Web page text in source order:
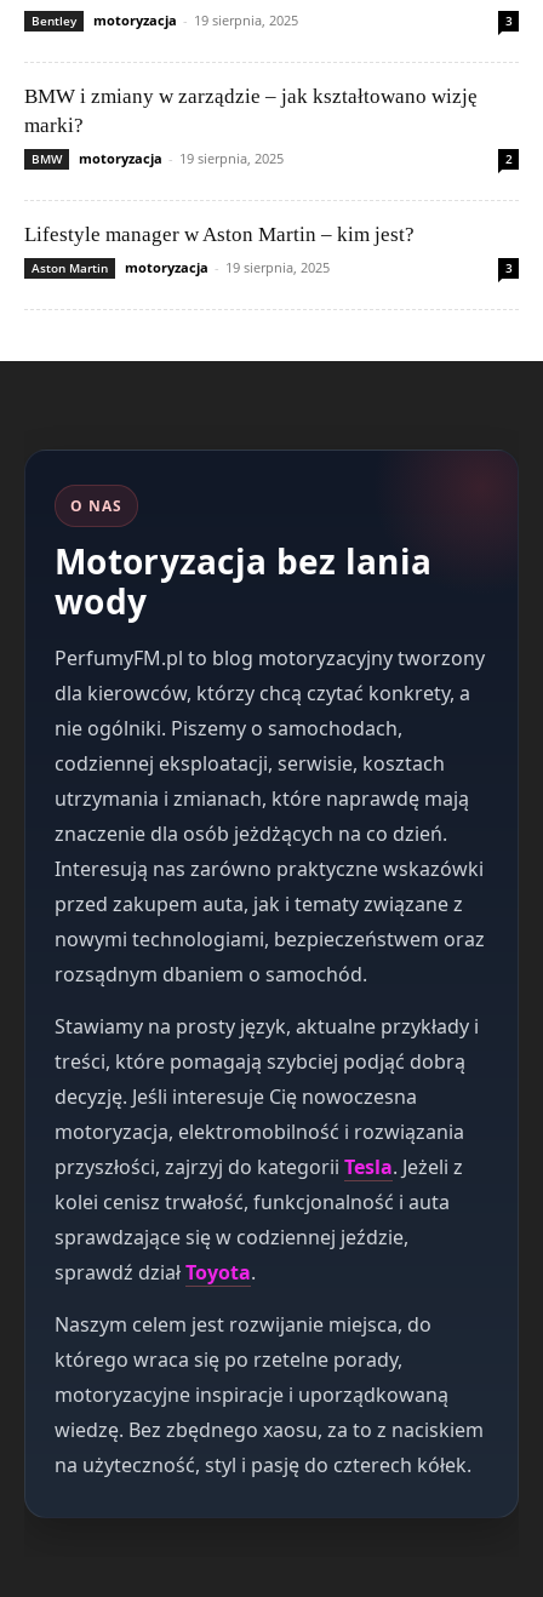
Bentley motoryzacja - 19 sierpnia, 2025 3
BMW i zmiany w zarządzie – jak kształtowano wizję
marki?
BMW motoryzacja - 19 sierpnia, 2025 2
Lifestyle manager w Aston Martin – kim jest?
Aston Martin motoryzacja - 19 sierpnia, 2025 3
O NAS
Motoryzacja bez lania
wody
PerfumyFM.pl to blog motoryzacyjny tworzony
dla kierowców, którzy chcą czytać konkrety, a
nie ogólniki. Piszemy o samochodach,
codziennej eksploatacji, serwisie, kosztach
utrzymania i zmianach, które naprawdę mają
znaczenie dla osób jeżdżących na co dzień.
Interesują nas zarówno praktyczne wskazówki
przed zakupem auta, jak i tematy związane z
nowymi technologiami, bezpieczeństwem oraz
rozsądnym dbaniem o samochód.
Stawiamy na prosty język, aktualne przykłady i
treści, które pomagają szybciej podjąć dobrą
decyzję. Jeśli interesuje Cię nowoczesna
motoryzacja, elektromobilność i rozwiązania
przyszłości, zajrzyj do kategorii Tesla. Jeżeli z
kolei cenisz trwałość, funkcjonalność i auta
sprawdzające się w codziennej jeździe,
sprawdź działToyota.
Naszym celem jest rozwijanie miejsca, do
którego wraca się po rzetelne porady,
motoryzacyjne inspiracje i uporządkowaną
wiedzę. Bez zbędnego хаosu, za to z naciskiem
na użyteczność, styl i pasję do czterech kółek.